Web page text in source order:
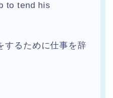
to tend his
するために仕事を辞